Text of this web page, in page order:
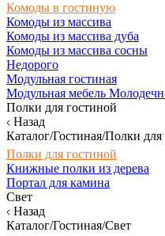
Комоды в гостиную
Комоды из массива
Комоды из массива дуба
Комоды из массива сосны
Недорого
Модульная гостиная
Модульная мебель
Полки для гостиной
Назад
Каталог/Гостиная/Полки для
Полки для гостиной
Книжные полки из дерева
Портал для камина
Свет
Назад
Каталог/Гостиная/Свет